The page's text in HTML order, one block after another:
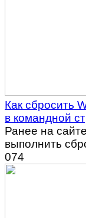
Как сбросить
в командной
Ранее на
выполнить
074